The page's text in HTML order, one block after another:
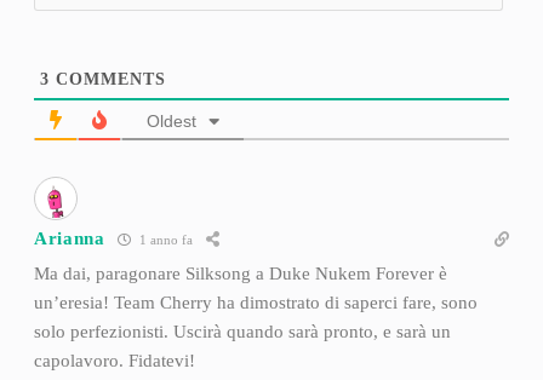
3 COMMENTS
Oldest
Arianna 1 anno fa
Ma dai, paragonare Silksong a Duke Nukem Forever è
un’eresia! Team Cherry ha dimostrato di saperci fare, sono
solo perfezionisti. Uscirà quando sarà pronto, e sarà un
capolavoro. Fidatevi!